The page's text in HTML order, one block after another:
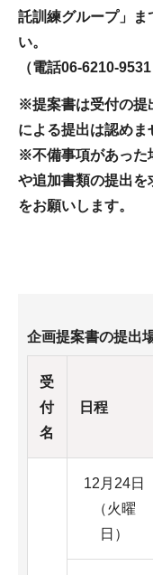
託訓練グループ」ま
い。
（電話06-6210-9531
※提案書は受付の提
による提出は認めま
※不備事項があった
や追加書類の提出
をお願いします。
企画提案書の提出
受
付
名
日程
12月24日
（火曜
日）